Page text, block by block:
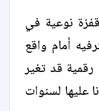
نوعية في
أمام واقع
قد تغير
عليها لسنوات